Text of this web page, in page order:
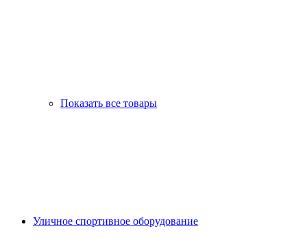
Показать все товары
Уличное спортивное оборудование